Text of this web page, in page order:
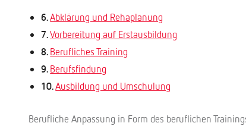
6.Abklärung und Rehaplanung
7.Vorbereitung auf Erstausbildung
8.Berufliches Training
9.Berufsfindung
10.Ausbildung und Umschulung
Berufliche Anpassung in Form des beruflichen